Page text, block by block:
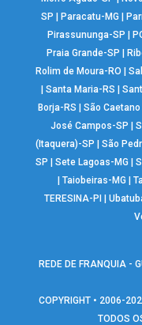
SP |Paracatu-MG |
Pirassununga-SP |
Praia Grande-SP |
Rolim de Moura-RO |
|Santa Maria-RS |
Borja-RS |São
José Campos-SP |
(Itaquera)-SP |São
SP |Sete Lagoas-MG |
| Taiobeiras-MG |
TERESINA-PI |
REDE DE FRANQUIA -
COPYRIGHT • 2006-
TODOS